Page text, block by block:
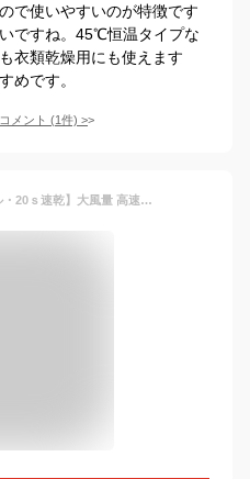
で使いやすいのが特徴です
ですね。45℃恒温タイプな
衣類乾燥用にも使えます
めです。
メント (1件) >
ドライヤー【2025進化モデル・20ｓ速乾】大風量 高速ヘアドライヤー 2億高濃度マイナスイオン 静電気抑制 NTC温度制御システム 過熱保護 恒温ヘアケア 髪質改善 5段階温度調節&3段階風量 【温冷リズム】 マグネット式ノズル付き 小型 コンパクト 静音 軽量 旅行/サロン/家庭用/プレゼント PSE認証済み （グレー）